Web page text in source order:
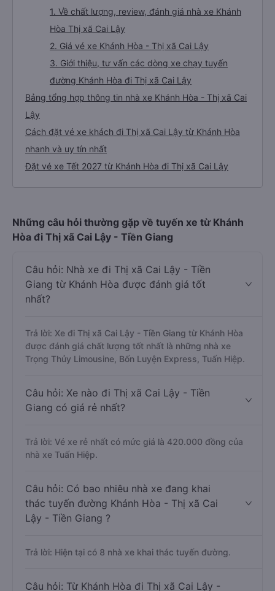
1. Về chất lượng, review, đánh giá nhà xe Khánh
Hòa Thị xã Cai Lậy
2. Giá vé xe Khánh Hòa - Thị xã Cai Lậy
3. Giới thiệu, tư vấn các dòng xe chạy tuyến
đường Khánh Hòa đi Thị xã Cai Lậy
Bảng tổng hợp thông tin nhà xe Khánh Hòa - Thị xã Cai
Lậy
Cách đặt vé xe khách đi Thị xã Cai Lậy từ Khánh Hòa
nhanh và uy tín nhất
Đặt vé xe Tết 2027 từ Khánh Hòa đi Thị xã Cai Lậy
Những câu hỏi thường gặp về tuyến xe từ Khánh
Hòa đi Thị xã Cai Lậy - Tiền Giang
Câu hỏi: Nhà xe đi Thị xã Cai Lậy - Tiền
Giang từ Khánh Hòa được đánh giá tốt
nhất?
Trả lời: Xe đi Thị xã Cai Lậy - Tiền Giang từ Khánh Hòa
được đánh giá chất lượng tốt nhất là những nhà xe
Trọng Thủy Limousine, Bốn Luyện Express, Tuấn Hiệp.
Câu hỏi: Xe nào đi Thị xã Cai Lậy - Tiền
Giang có giá rẻ nhất?
Trả lời: Vé xe rẻ nhất có mức giá là 420.000 đồng của
nhà xe Tuấn Hiệp.
Câu hỏi: Có bao nhiêu nhà xe đang khai
thác tuyến đường Khánh Hòa - Thị xã Cai
Lậy - Tiền Giang ?
Trả lời: Hiện tại có 8 nhà xe khai thác tuyến đường.
Câu hỏi: Từ Khánh Hòa đi Thị xã Cai Lậy -